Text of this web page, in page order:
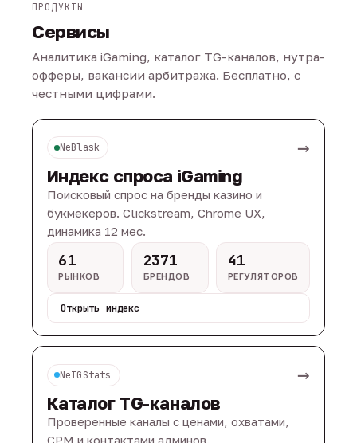
ПРОДУКТЫ
Сервисы
Аналитика iGaming, каталог TG-каналов, нутра-
офферы, вакансии арбитража. Бесплатно, с
честными цифрами.
NeBlask →
Индекс спроса iGaming
Поисковый спрос на бренды казино и
букмекеров. Clickstream, Chrome UX,
динамика 12 мес.
61
РЫНКОВ
2371
БРЕНДОВ
41
РЕГУЛЯТОРОВ
Открыть индекс
NeTGStats →
Каталог TG-каналов
Проверенные каналы с ценами, охватами,
CPM и контактами админов.